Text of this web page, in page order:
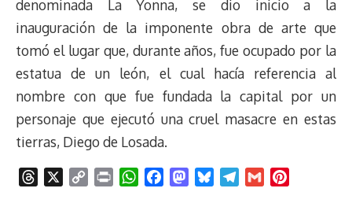
denominada La Yonna, se dio inicio a la
inauguración de la imponente obra de arte que
tomó el lugar que, durante años, fue ocupado por la
estatua de un león, el cual hacía referencia al
nombre con que fue fundada la capital por un
personaje que ejecutó una cruel masacre en estas
tierras, Diego de Losada.
W
M